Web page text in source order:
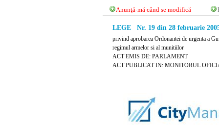
Anunţă-mă când se modifică
LEGE Nr. 19 din 28 februarie
privind aprobarea Ordonantei de urgenta a
regimul armelor si al munitiilor
ACT EMIS DE: PARLAMENT
ACT PUBLICAT IN: MONITORUL